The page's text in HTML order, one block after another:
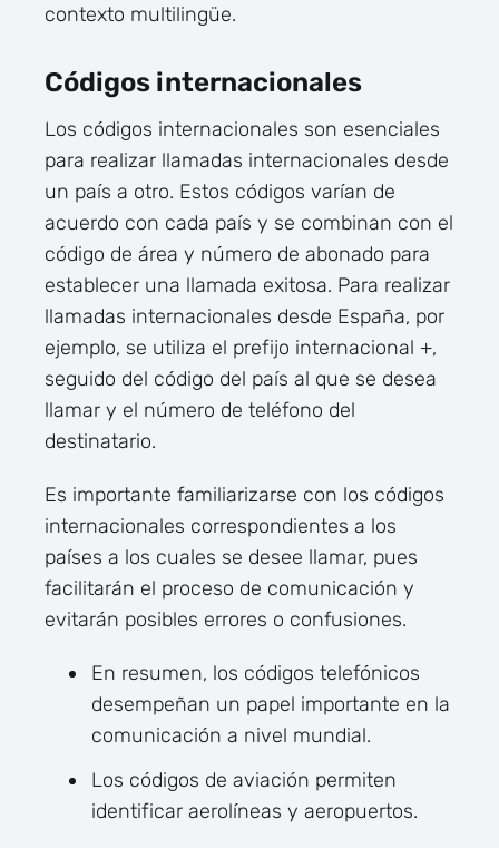
contexto multilingüe.
Códigos internacionales
Los códigos internacionales son esenciales
para realizar llamadas internacionales desde
un país a otro. Estos códigos varían de
acuerdo con cada país y se combinan con el
código de área y número de abonado para
establecer una llamada exitosa. Para realizar
llamadas internacionales desde España, por
ejemplo, se utiliza el prefijo internacional +,
seguido del código del país al que se desea
llamar y el número de teléfono del
destinatario.
Es importante familiarizarse con los códigos
internacionales correspondientes a los
países a los cuales se desee llamar, pues
facilitarán el proceso de comunicación y
evitarán posibles errores o confusiones.
En resumen, los códigos telefónicos
desempeñan un papel importante en la
comunicación a nivel mundial.
Los códigos de aviación permiten
identificar aerolíneas y aeropuertos.